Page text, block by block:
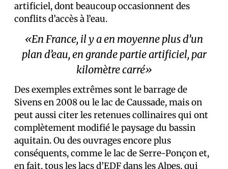
artificiel, dont beaucoup occasionnent des
conflits d’accès à l’eau.
«En France, il y a en moyenne plus d’un
plan d’eau, en grande partie artificiel, par
kilomètre carré»
Des exemples extrêmes sont le barrage de
Sivens en 2008 ou le lac de Caussade, mais on
peut aussi citer les retenues collinaires qui ont
complètement modifié le paysage du bassin
aquitain. Ou des ouvrages encore plus
conséquents, comme le lac de Serre-Ponçon et,
en fait, tous les lacs d’EDF dans les Alpes, qui